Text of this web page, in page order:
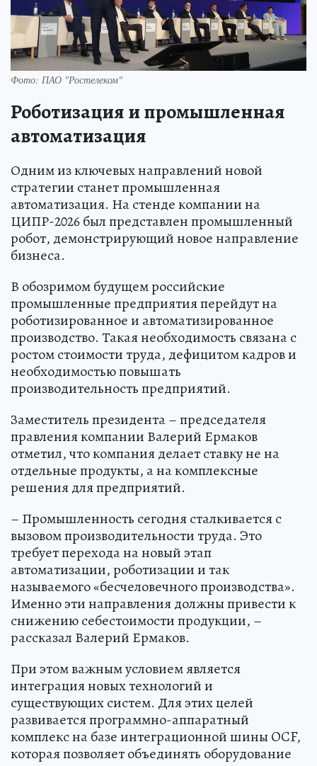
Фото: ПАО "Ростелеком"
Роботизация и промышленная
автоматизация
Одним из ключевых направлений новой
стратегии станет промышленная
автоматизация. На стенде компании на
ЦИПР-2026 был представлен промышленный
робот, демонстрирующий новое направление
бизнеса.
В обозримом будущем российские
промышленные предприятия перейдут на
роботизированное и автоматизированное
производство. Такая необходимость связана с
ростом стоимости труда, дефицитом кадров и
необходимостью повышать
производительность предприятий.
Заместитель президента – председателя
правления компании Валерий Ермаков
отметил, что компания делает ставку не на
отдельные продукты, а на комплексные
решения для предприятий.
– Промышленность сегодня сталкивается с
вызовом производительности труда. Это
требует перехода на новый этап
автоматизации, роботизации и так
называемого «бесчеловечного производства».
Именно эти направления должны привести к
снижению себестоимости продукции, –
рассказал Валерий Ермаков.
При этом важным условием является
интеграция новых технологий и
существующих систем. Для этих целей
развивается программно-аппаратный
комплекс на базе интеграционной шины OCF,
которая позволяет объединять оборудование